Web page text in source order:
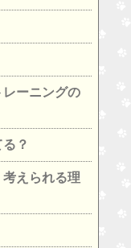
ーニングの
？
えられる理